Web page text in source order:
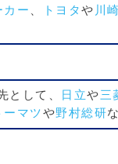
カー 、 トヨタや 川
として、 日立や三
ーマツや野村総研